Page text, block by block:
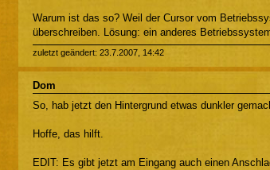
Warum ist das so? Weil der Cursor vom
überschreiben. Lösung: ein anderes
zuletzt geändert: 23.7.2007, 14:42
Dom
So, hab jetzt den Hintergrund etwas dunkler
Hoffe, das hilft.
EDIT: Es gibt jetzt am Eingang auch einen